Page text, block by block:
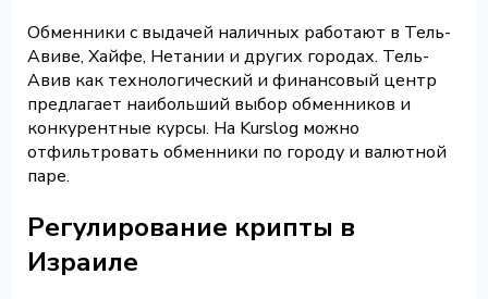
Обменники с выдачей наличных работают в Тель-
Авиве, Хайфе, Нетании и других городах. Тель-
Авив как технологический и финансовый центр
предлагает наибольший выбор обменников и
конкурентные курсы. На Kurslog можно
отфильтровать обменники по городу и валютной
паре.
Регулирование крипты в
Израиле